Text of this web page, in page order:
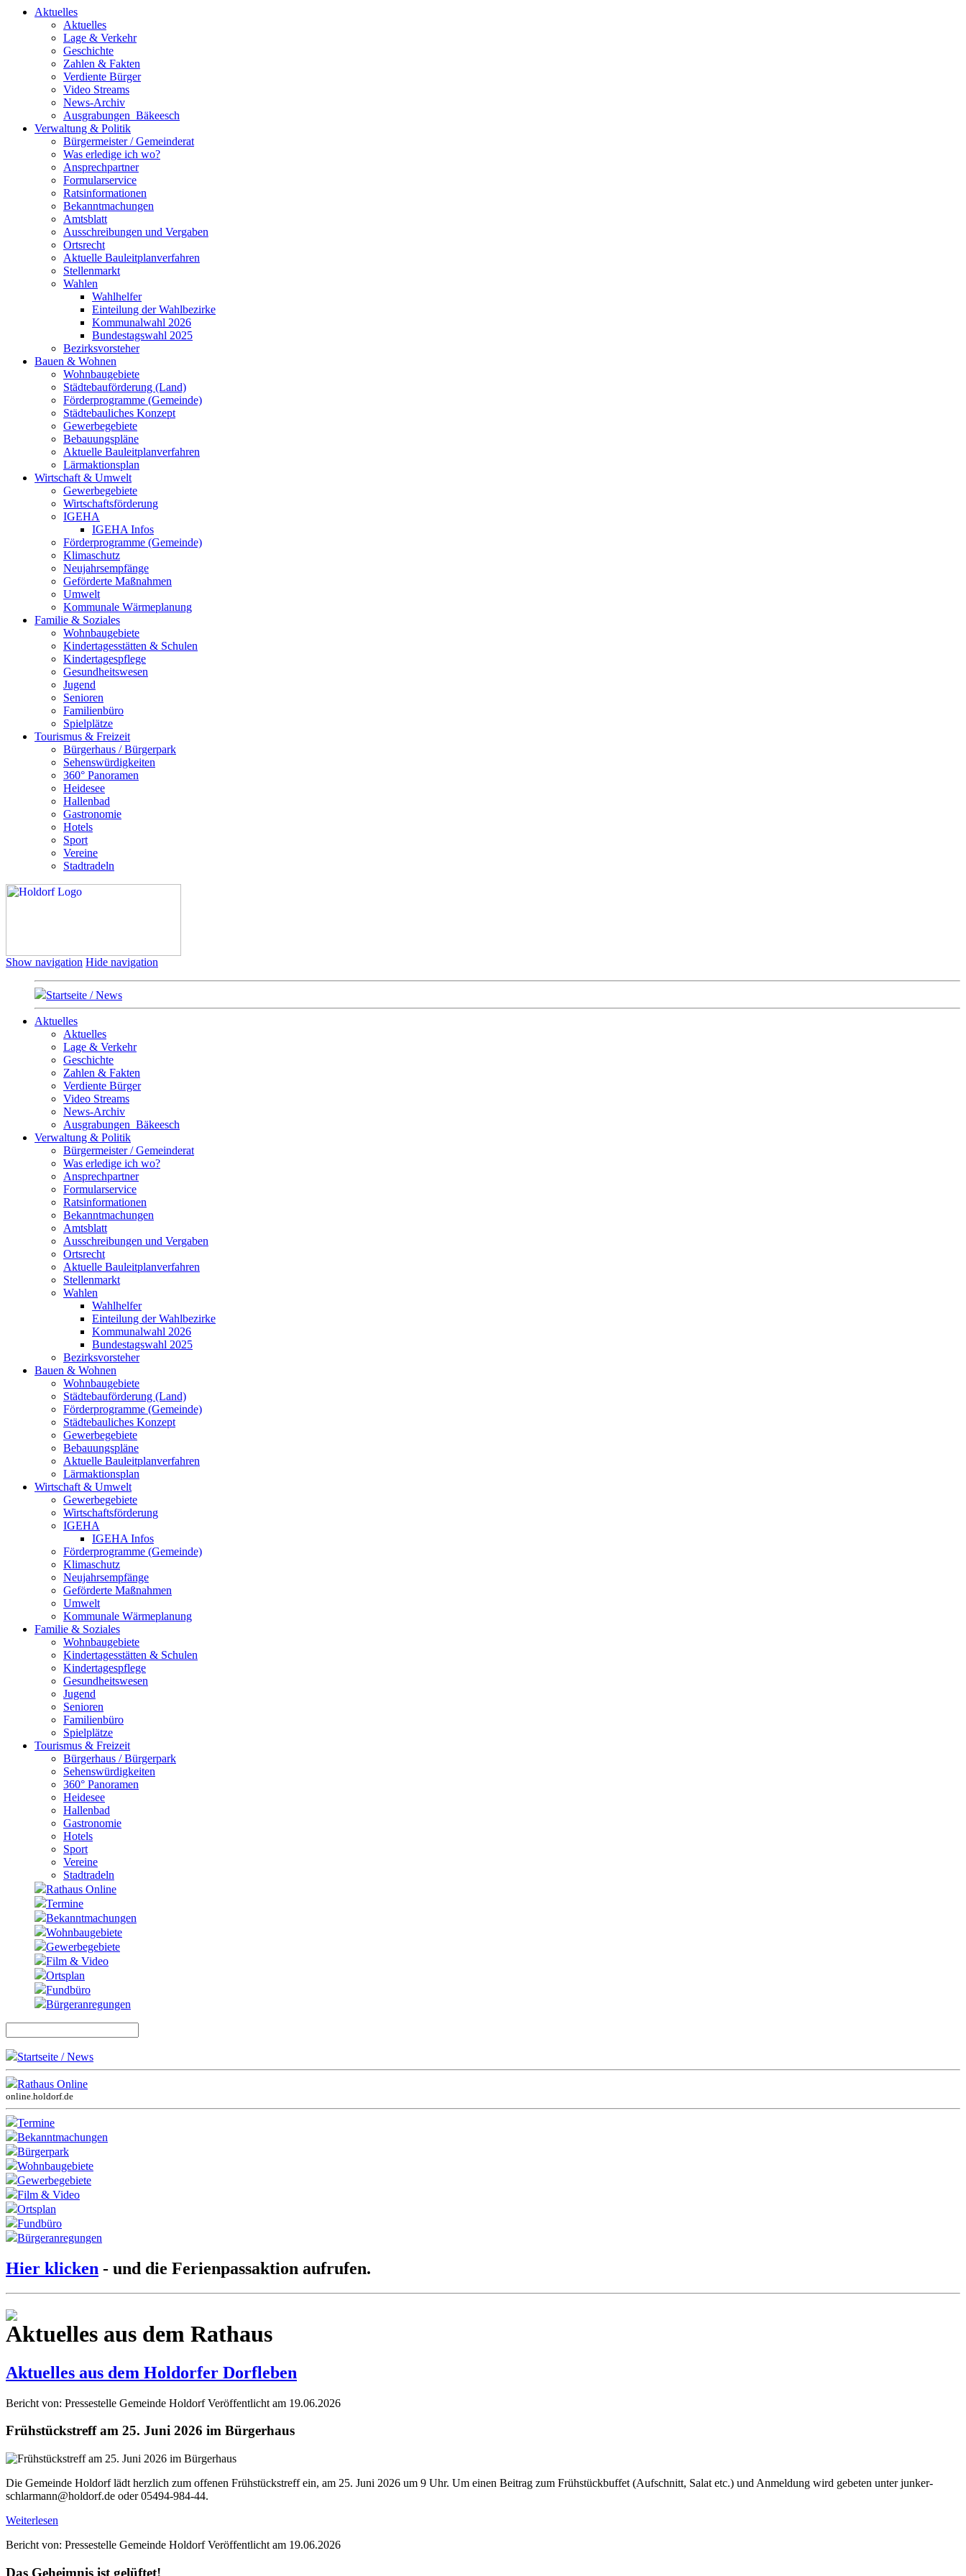
Aktuelles
Aktuelles
Lage & Verkehr
Geschichte
Zahlen & Fakten
Verdiente Bürger
Video Streams
News-Archiv
Ausgrabungen_Bäkeesch
Verwaltung & Politik
Bürgermeister / Gemeinderat
Was erledige ich wo?
Ansprechpartner
Formularservice
Ratsinformationen
Bekanntmachungen
Amtsblatt
Ausschreibungen und Vergaben
Ortsrecht
Aktuelle Bauleitplanverfahren
Stellenmarkt
Wahlen
Wahlhelfer
Einteilung der Wahlbezirke
Kommunalwahl 2026
Bundestagswahl 2025
Bezirksvorsteher
Bauen & Wohnen
Wohnbaugebiete
Städtebauförderung (Land)
Förderprogramme (Gemeinde)
Städtebauliches Konzept
Gewerbegebiete
Bebauungspläne
Aktuelle Bauleitplanverfahren
Lärmaktionsplan
Wirtschaft & Umwelt
Gewerbegebiete
Wirtschaftsförderung
IGEHA
IGEHA Infos
Förderprogramme (Gemeinde)
Klimaschutz
Neujahrsempfänge
Geförderte Maßnahmen
Umwelt
Kommunale Wärmeplanung
Familie & Soziales
Wohnbaugebiete
Kindertagesstätten & Schulen
Kindertagespflege
Gesundheitswesen
Jugend
Senioren
Familienbüro
Spielplätze
Tourismus & Freizeit
Bürgerhaus / Bürgerpark
Sehenswürdigkeiten
360° Panoramen
Heidesee
Hallenbad
Gastronomie
Hotels
Sport
Vereine
Stadtradeln
Show navigation Hide navigation
Startseite / News
Aktuelles
Aktuelles
Lage & Verkehr
Geschichte
Zahlen & Fakten
Verdiente Bürger
Video Streams
News-Archiv
Ausgrabungen_Bäkeesch
Verwaltung & Politik
Bürgermeister / Gemeinderat
Was erledige ich wo?
Ansprechpartner
Formularservice
Ratsinformationen
Bekanntmachungen
Amtsblatt
Ausschreibungen und Vergaben
Ortsrecht
Aktuelle Bauleitplanverfahren
Stellenmarkt
Wahlen
Wahlhelfer
Einteilung der Wahlbezirke
Kommunalwahl 2026
Bundestagswahl 2025
Bezirksvorsteher
Bauen & Wohnen
Wohnbaugebiete
Städtebauförderung (Land)
Förderprogramme (Gemeinde)
Städtebauliches Konzept
Gewerbegebiete
Bebauungspläne
Aktuelle Bauleitplanverfahren
Lärmaktionsplan
Wirtschaft & Umwelt
Gewerbegebiete
Wirtschaftsförderung
IGEHA
IGEHA Infos
Förderprogramme (Gemeinde)
Klimaschutz
Neujahrsempfänge
Geförderte Maßnahmen
Umwelt
Kommunale Wärmeplanung
Familie & Soziales
Wohnbaugebiete
Kindertagesstätten & Schulen
Kindertagespflege
Gesundheitswesen
Jugend
Senioren
Familienbüro
Spielplätze
Tourismus & Freizeit
Bürgerhaus / Bürgerpark
Sehenswürdigkeiten
360° Panoramen
Heidesee
Hallenbad
Gastronomie
Hotels
Sport
Vereine
Stadtradeln
Rathaus Online
Termine
Bekanntmachungen
Wohnbaugebiete
Gewerbegebiete
Film & Video
Ortsplan
Fundbüro
Bürgeranregungen
Startseite / News
Rathaus Online
online.holdorf.de
Termine
Bekanntmachungen
Bürgerpark
Wohnbaugebiete
Gewerbegebiete
Film & Video
Ortsplan
Fundbüro
Bürgeranregungen
Hier klicken - und die Ferienpassaktion aufrufen.
Aktuelles aus dem Rathaus
Aktuelles aus dem Holdorfer Dorfleben
Bericht von: Pressestelle Gemeinde Holdorf Veröffentlicht am 19.06.2026
Frühstückstreff am 25. Juni 2026 im Bürgerhaus
Die Gemeinde Holdorf lädt herzlich zum offenen Frühstückstreff ein, am 25. Juni 2026 um 9 Uhr. Um einen Beitrag zum Frühstückbuffet (Aufschnitt, Salat etc.) und Anmeldung wird gebeten unter junker-
schlarmann@holdorf.de oder 05494-984-44.
Weiterlesen
Bericht von: Pressestelle Gemeinde Holdorf Veröffentlicht am 19.06.2026
Das Geheimnis ist gelüftet!